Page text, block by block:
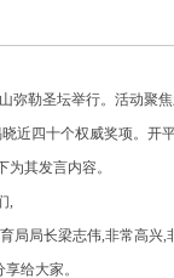
弥勒圣坛举行。活动聚
近四十个权威奖项。开
其发言内容。
,
局局长梁志伟,非常高兴
给大家。